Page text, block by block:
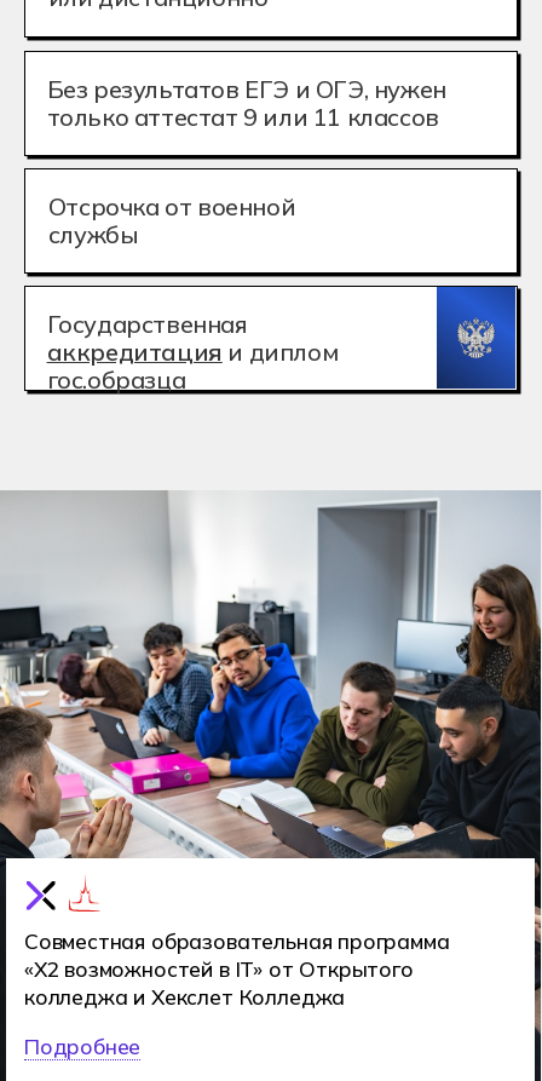
Государственная
гос.образца
Совместная образовательная программа
колледжа и Хекслет Колледжа
Подробнее
Киберспортсмен — это не просто игрок,
а профессионал игровой индустрии.
Он разрабатывает тактики, тренируется,
участвует в турнирах и представляет
команду на киберспортивной арене.
Помимо игры, он может быть
организатором событий, аналитиком или
стримером.
Чем занимаются
киберспортсмены